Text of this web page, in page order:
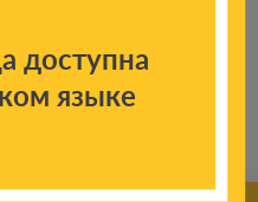
доступна
языке